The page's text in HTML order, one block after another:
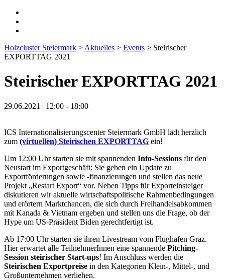
Holzcluster Steiermark > Aktuelles > Events > Steirischer
EXPORTTAG 2021
Steirischer EXPORTTAG 2021
29.06.2021 | 12:00 - 18:00
ICS Internationalisierungscenter Steiermark GmbH lädt herzlich
zum (virtuellen) Steirischen EXPORTTAG ein!
Um 12:00 Uhr starten sie mit spannenden Info-Sessions für den
Neustart im Exportgeschäft: Sie geben ein Update zu
Exportförderungen sowie -finanzierungen und stellen das neue
Projekt „Restart Export“ vor. Neben Tipps für Exporteinsteiger
diskutieren wir aktuelle wirtschaftspolitische Rahmenbedingungen
und erörtern Marktchancen, die sich durch Freihandelsabkommen
mit Kanada & Vietnam ergeben und stellen uns die Frage, ob der
Hype um US-Präsident Biden gerechtfertigt ist.
Ab 17:00 Uhr starten sie ihren Livestream vom Flughafen Graz.
Hier erwartet alle TeilnehmerInnen eine spannende Pitching-
Session steirischer Start-ups! Im Anschluss werden die
Steirischen Exportpreise in den Kategorien Klein-, Mittel-, und
Großunternehmen verliehen.